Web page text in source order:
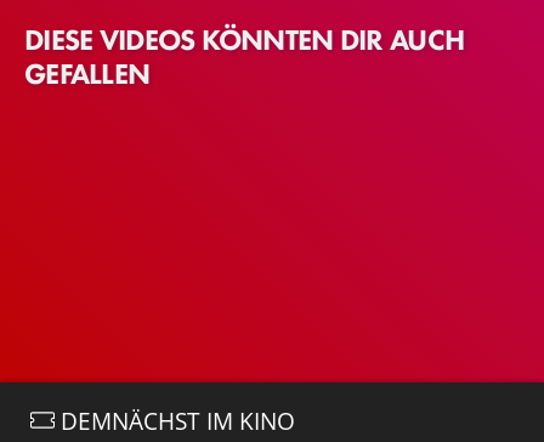
DIESE VIDEOS KÖNNTEN DIR AUCH
GEFALLEN
DEMNÄCHST IM KINO